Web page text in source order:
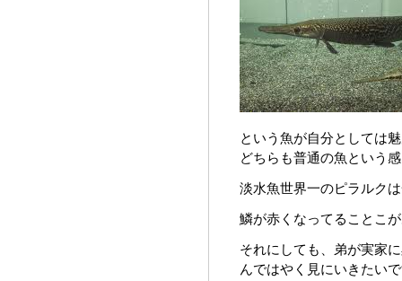
という魚が自分としては
どちらも普通の魚という
淡水魚世界一のピラルク
鱗が赤くなってることこ
それにしても、弟が実家
んではやく見にいきたい